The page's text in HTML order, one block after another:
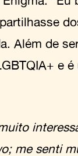
Além de
e é
me senti